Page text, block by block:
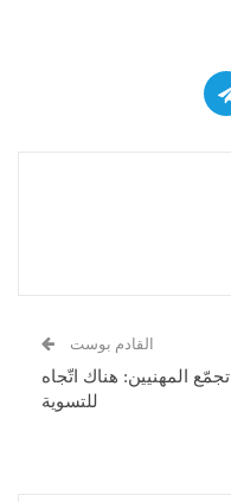
القادم بوست
تجمّع المهنيين: هناك اتّجاه
للتسوية